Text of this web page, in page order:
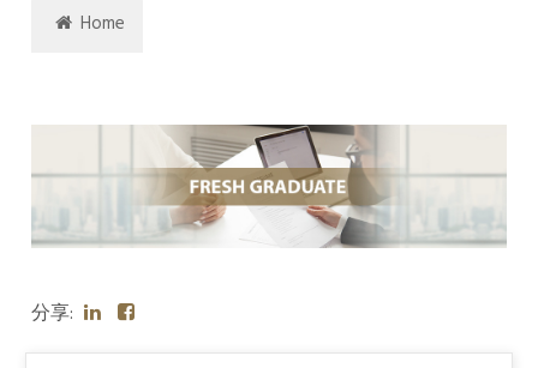
Home
分享: